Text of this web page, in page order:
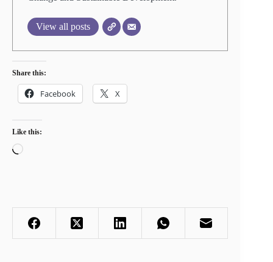
View all posts
Share this:
Facebook X
Like this:
Loading…